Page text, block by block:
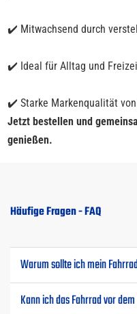
✔️ Mitwachsend durch
✔️ Ideal für Alltag und
✔️ Starke Markenqualität von
Jetzt bestellen und
genießen.
Häufige Fragen - FAQ
Warum sollte ich mein
Kann ich das Fahrrad vor